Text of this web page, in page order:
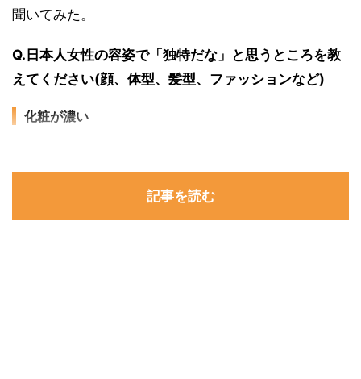
聞いてみた。
Q.日本人女性の容姿で「独特だな」と思うところを教
えてください(顔、体型、髪型、ファッションなど)
化粧が濃い
記事を読む